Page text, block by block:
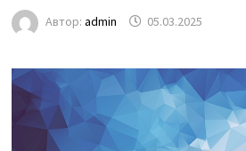
Автор: admin 05.03.2025